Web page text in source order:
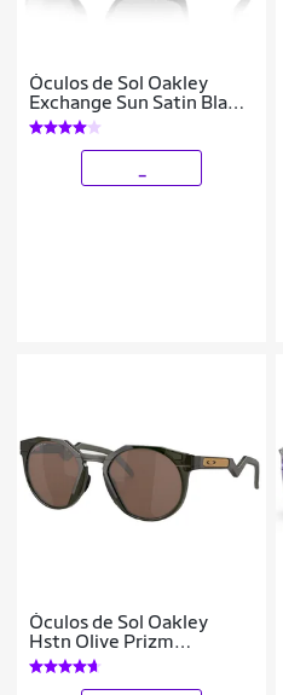
Óculos de Sol Oakley
Exchange Sun Satin Black
Prizm Black
Óculos de Sol Oakley
Hstn Olive Prizm
Tungsten Polarizado